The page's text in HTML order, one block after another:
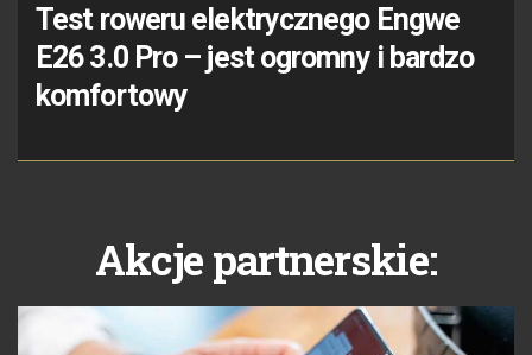
Test roweru elektrycznego Engwe
E26 3.0 Pro – jest ogromny i bardzo
komfortowy
Akcje partnerskie: